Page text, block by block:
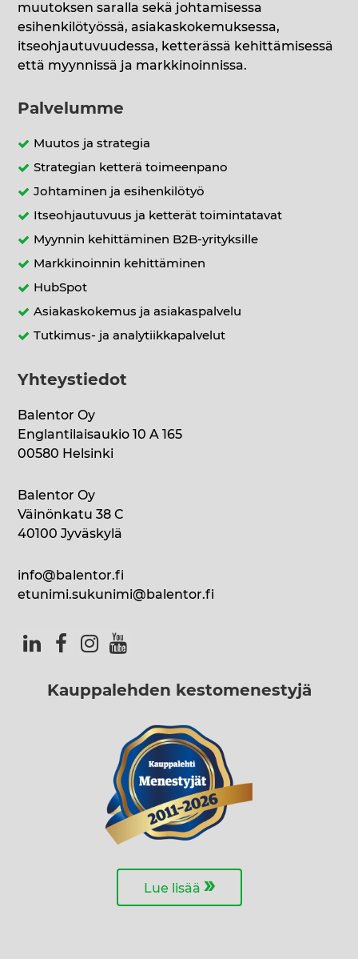
muutoksen saralla sekä johtamisessa
esihenkilötyössä, asiakaskokemuksessa,
itseohjautuvuudessa, ketterässä kehittämisessä
että myynnissä ja markkinoinnissa.
Palvelumme
Muutos ja strategia
Strategian ketterä toimeenpano
Johtaminen ja esihenkilötyö
Itseohjautuvuus ja ketterät toimintatavat
Myynnin kehittäminen B2B-yrityksille
Markkinoinnin kehittäminen
HubSpot
Asiakaskokemus ja asiakaspalvelu
Tutkimus- ja analytiikkapalvelut
Yhteystiedot
Balentor Oy
Englantilaisaukio 10 A 165
00580 Helsinki
Balentor Oy
Väinönkatu 38 C
40100 Jyväskylä
info@balentor.fi
etunimi.sukunimi@balentor.fi
Kauppalehden kestomenestyjä
Lue lisää »